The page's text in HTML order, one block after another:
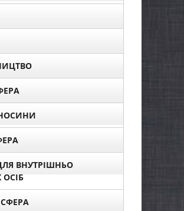
ВНУТРІШНЬО